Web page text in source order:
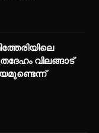
വിലങ്ങാട്